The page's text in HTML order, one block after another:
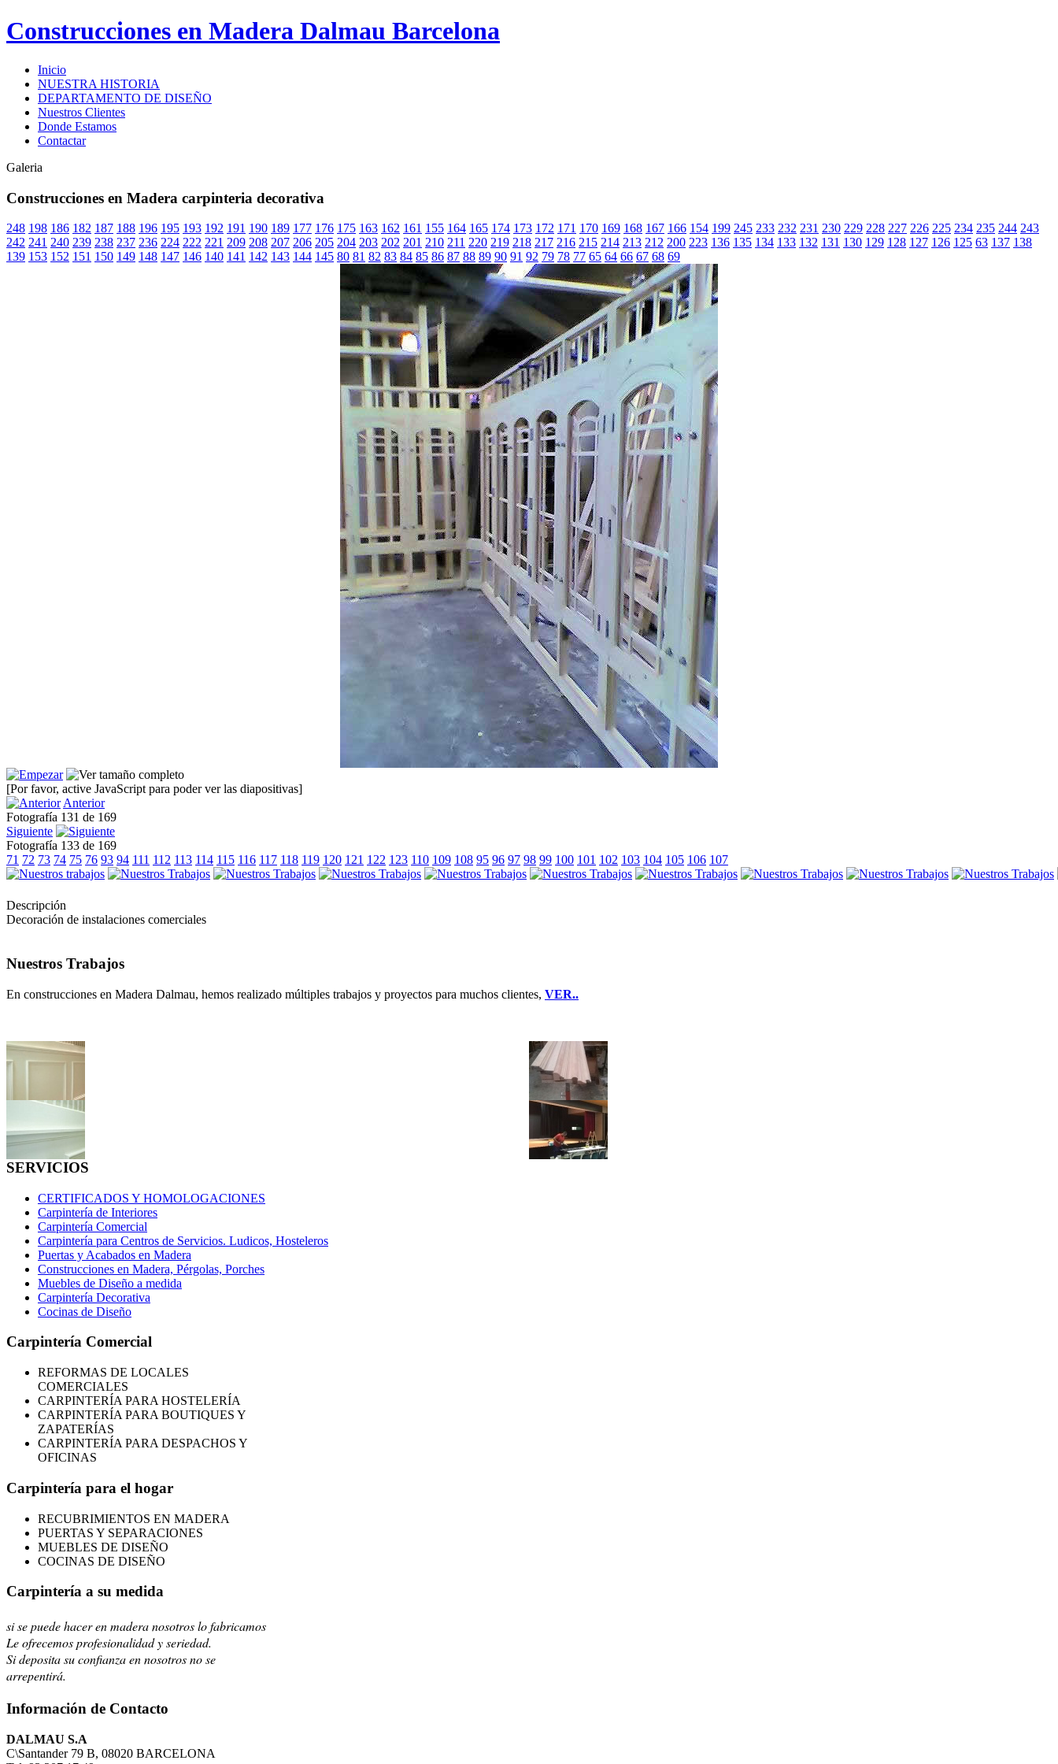
Construcciones en Madera Dalmau Barcelona
Inicio
NUESTRA HISTORIA
DEPARTAMENTO DE DISEÑO
Nuestros Clientes
Donde Estamos
Contactar
Galeria
Construcciones en Madera carpinteria decorativa
248 198 186 182 187 188 196 195 193 192 191 190 189 177 176 175 163 162 161 155 164 165 174 173 172 171 170 169 168 167 166 154 199 245 233 232 231 230 229 228 227 226 225 234 235 244 243
242 241 240 239 238 237 236 224 222 221 209 208 207 206 205 204 203 202 201 210 211 220 219 218 217 216 215 214 213 212 200 223 136 135 134 133 132 131 130 129 128 127 126 125 63 137 138
139 153 152 151 150 149 148 147 146 140 141 142 143 144 145 80 81 82 83 84 85 86 87 88 89 90 91 92 79 78 77 65 64 66 67 68 69
[Por favor, active JavaScript para poder ver las diapositivas]
Anterior
Fotografía 131 de 169
Siguiente
Fotografía 133 de 169
71 72 73 74 75 76 93 94 111 112 113 114 115 116 117 118 119 120 121 122 123 110 109 108 95 96 97 98 99 100 101 102 103 104 105 106 107
Descripción
Decoración de instalaciones comerciales
Nuestros Trabajos
En construcciones en Madera Dalmau, hemos realizado múltiples trabajos y proyectos para muchos clientes, VER..
SERVICIOS
CERTIFICADOS Y HOMOLOGACIONES
Carpintería de Interiores
Carpintería Comercial
Carpintería para Centros de Servicios. Ludicos, Hosteleros
Puertas y Acabados en Madera
Construcciones en Madera, Pérgolas, Porches
Muebles de Diseño a medida
Carpintería Decorativa
Cocinas de Diseño
Carpintería Comercial
REFORMAS DE LOCALES
COMERCIALES
CARPINTERÍA PARA HOSTELERÍA
CARPINTERÍA PARA BOUTIQUES Y
ZAPATERÍAS
CARPINTERÍA PARA DESPACHOS Y
OFICINAS
Carpintería para el hogar
RECUBRIMIENTOS EN MADERA
PUERTAS Y SEPARACIONES
MUEBLES DE DISEÑO
COCINAS DE DISEÑO
Carpintería a su medida
si se puede hacer en madera nosotros lo fabricamos
Le ofrecemos profesionalidad y seriedad.
Si deposita su confianza en nosotros no se
arrepentirá.
Información de Contacto
DALMAU S.A
C\Santander 79 B, 08020 BARCELONA